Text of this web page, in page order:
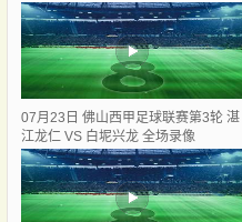
07月23日 佛山西甲足球联赛第3轮 湛
江龙仁 VS 白坭兴龙 全场录像